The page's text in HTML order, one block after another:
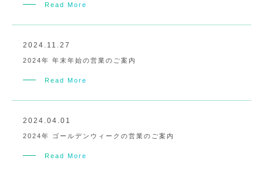
Read More
2024.11.27
2024年 年末年始の営業のご案内
Read More
2024.04.01
2024年 ゴールデンウィークの営業のご案内
Read More